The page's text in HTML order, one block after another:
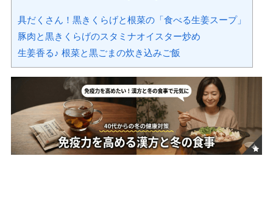
具だくさん！黒きくらげと根菜の「食べる生姜スープ」
豚肉と黒きくらげのスタミナオイスター炒め
生姜香る♪ 根菜と黒ごまの炊き込みご飯